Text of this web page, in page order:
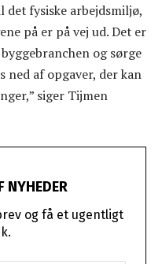
det fysiske arbejdsmiljø,
på er på vej ud. Det er
og sørge
ned af opgaver, der kan
siger Tijmen
NYHEDER
og få et ugentligt